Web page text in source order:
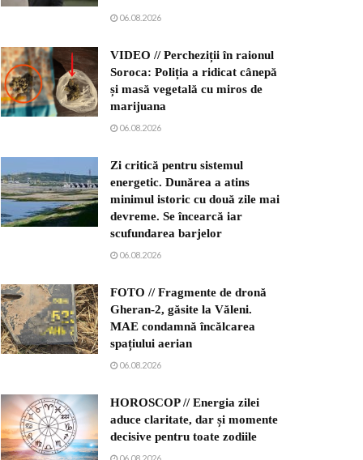
06.08.2026
VIDEO // Percheziții în raionul
Soroca: Poliția a ridicat cânepă
și masă vegetală cu miros de
marijuana
06.08.2026
Zi critică pentru sistemul
energetic. Dunărea a atins
minimul istoric cu două zile mai
devreme. Se încearcă iar
scufundarea barjelor
06.08.2026
FOTO // Fragmente de dronă
Gheran-2, găsite la Văleni.
MAE condamnă încălcarea
spațiului aerian
06.08.2026
HOROSCOP // Energia zilei
aduce claritate, dar și momente
decisive pentru toate zodiile